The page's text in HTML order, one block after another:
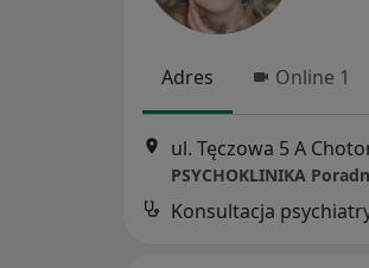
Adres Online 1
Konsultacja